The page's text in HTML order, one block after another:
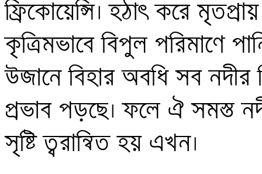
ফ্রিকোয়েন্সি। হঠাৎ করে
কৃত্রিমভাবে বিপুল পরিমাণে
উজানে বিহার অবধি সব নদীর
প্রভাব পড়ছে। ফলে ঐ সমস্ত
সৃষ্টি ত্বরান্বিত হয় এখন।